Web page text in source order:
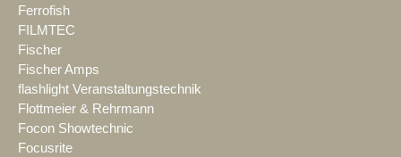
Ferrofish
FILMTEC
Fischer
Fischer Amps
flashlight Veranstaltungstechnik
Flottmeier & Rehrmann
Focon Showtechnic
Focusrite